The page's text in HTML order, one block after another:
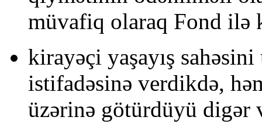
müvafiq olaraq Fond ilə
kirayəçi yaşayış
istifadəsinə verdikdə,
üzərinə götürdüyü digər